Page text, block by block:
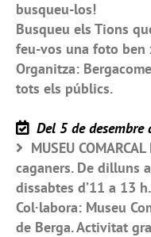
busqueu-los!
Busqueu els Tions
feu-vos una foto ben
Organitza:
tots els públics.
Del 5 de desembre
MUSEU
caganers. De dilluns
dissabtes d’11 a 13
Col·labora: Museu
de Berga. Activitat